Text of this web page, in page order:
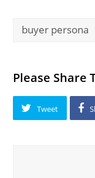
buyer persona
Please Share
Tweet